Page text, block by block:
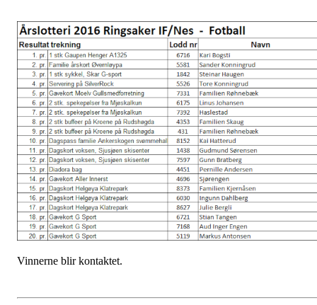
Vinnerne blir kontaktet.